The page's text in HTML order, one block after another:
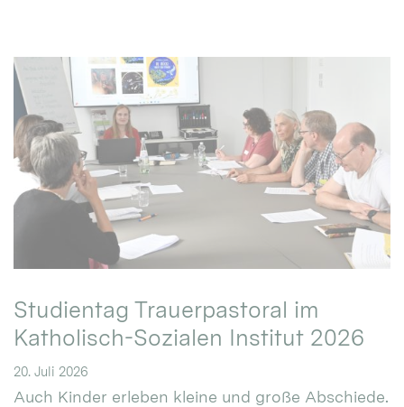
Studientag Trauerpastoral im
Katholisch-Sozialen Institut 2026
20. Juli 2026
Auch Kinder erleben kleine und große Abschiede.